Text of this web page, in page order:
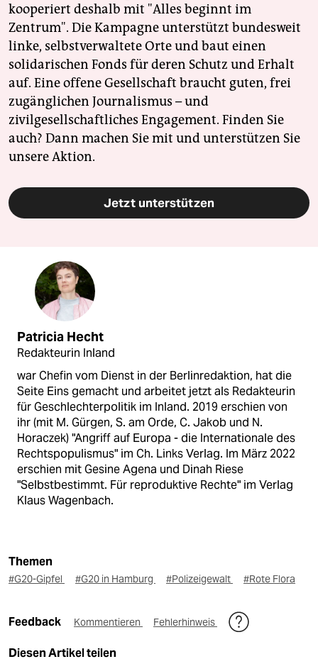
kooperiert deshalb mit "Alles beginnt im
Zentrum". Die Kampagne unterstützt bundesweit
linke, selbstverwaltete Orte und baut einen
solidarischen Fonds für deren Schutz und Erhalt
auf. Eine offene Gesellschaft braucht guten, frei
zugänglichen Journalismus – und
zivilgesellschaftliches Engagement. Finden Sie
auch? Dann machen Sie mit und unterstützen Sie
unsere Aktion.
Jetzt unterstützen
Patricia Hecht
Redakteurin Inland
war Chefin vom Dienst in der Berlinredaktion, hat die
Seite Eins gemacht und arbeitet jetzt als Redakteurin
für Geschlechterpolitik im Inland. 2019 erschien von
ihr (mit M. Gürgen, S. am Orde, C. Jakob und N.
Horaczek) "Angriff auf Europa - die Internationale des
Rechtspopulismus" im Ch. Links Verlag. Im März 2022
erschien mit Gesine Agena und Dinah Riese
"Selbstbestimmt. Für reproduktive Rechte" im Verlag
Klaus Wagenbach.
Themen
#G20-Gipfel #G20 in Hamburg #Polizeigewalt #Rote Flora
Feedback Kommentieren Fehlerhinweis
Diesen Artikel teilen